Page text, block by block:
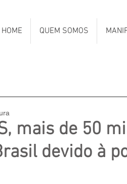
HOME QUEM SOMOS
mais de 50
devido à